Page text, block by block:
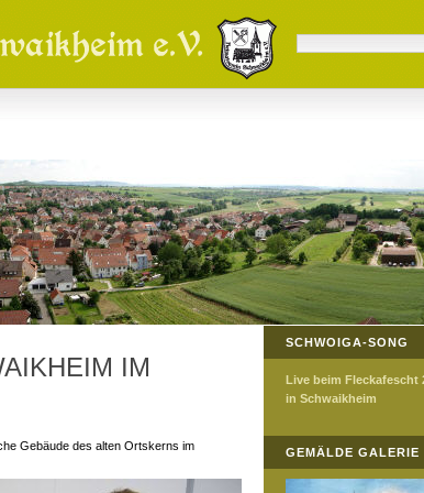
IM
Gebäude des alten Ortskerns im
SCHWOIGA-SONG
Live beim Fleckafescht
in Schwaikheim
GEMÄLDE GALERIE